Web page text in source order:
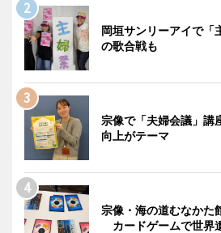
岡垣サンリーアイで
の歌合戦も
宗像で「夫婦会議」
向上がテーマ
宗像・海の道むなかた
カードゲームで世界